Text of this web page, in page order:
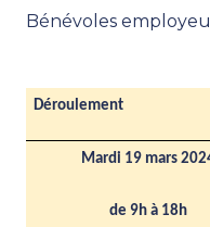
Bénévoles
Déroulement
Mardi 19 mars
de 9h à 18h